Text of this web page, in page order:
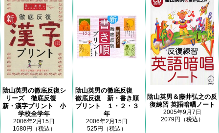
陰山英男の徹底反復シ
リーズ 徹底反復
新・漢字プリント 小
学校全学年
2006年2月15日
1680円（税込）
陰山英男の徹底反復
徹底反復 新・書き順
プリント １・２・３
年
2006年2月15日
525円（税込）
陰山英男＆藤井弘之の反
復練習 英語暗唱ノート
2005年9月7日
2079円（税込）